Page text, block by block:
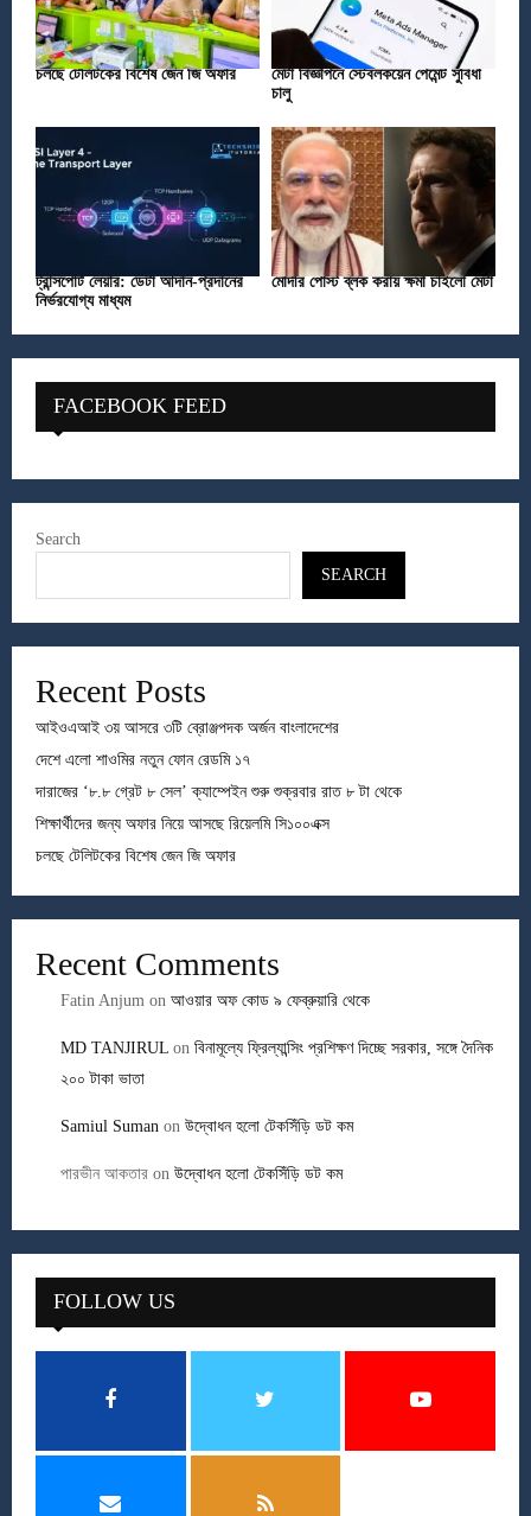
চলছে টেলিটকের বিশেষ জেন জি অফার
মেটা বিজ্ঞাপনে স্টেবলকয়েন পেমেন্ট সুবিধা
চালু
ট্রান্সপোর্ট লেয়ার: ডেটা আদান-প্রদানের
নির্ভরযোগ্য মাধ্যম
মোদীর পোস্ট ব্লক করায় ক্ষমা চাইলো মেটা
FACEBOOK FEED
Search
SEARCH
Recent Posts
আইওএআই ৩য় আসরে ৩টি ব্রোঞ্জপদক অর্জন বাংলাদেশের
দেশে এলো শাওমির নতুন ফোন রেডমি ১৭
দারাজের ‘৮.৮ গ্রেট ৮ সেল’ ক্যাম্পেইন শুরু শুক্রবার রাত ৮ টা থেকে
শিক্ষার্থীদের জন্য অফার নিয়ে আসছে রিয়েলমি সি১০০এক্স
চলছে টেলিটকের বিশেষ জেন জি অফার
Recent Comments
Fatin Anjum on আওয়ার অফ কোড ৯ ফেব্রুয়ারি থেকে
MD TANJIRUL on বিনামূল্যে ফ্রিল্যান্সিং প্রশিক্ষণ দিচ্ছে সরকার, সঙ্গে দৈনিক
২০০ টাকা ভাতা
Samiul Suman on উদ্বোধন হলো টেকসিঁড়ি ডট কম
পারভীন আকতার on উদ্বোধন হলো টেকসিঁড়ি ডট কম
FOLLOW US